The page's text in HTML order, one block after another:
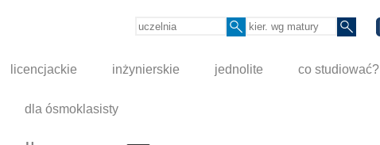
licencjackie inżynierskie jednolite co studiować?
dla ósmoklasisty